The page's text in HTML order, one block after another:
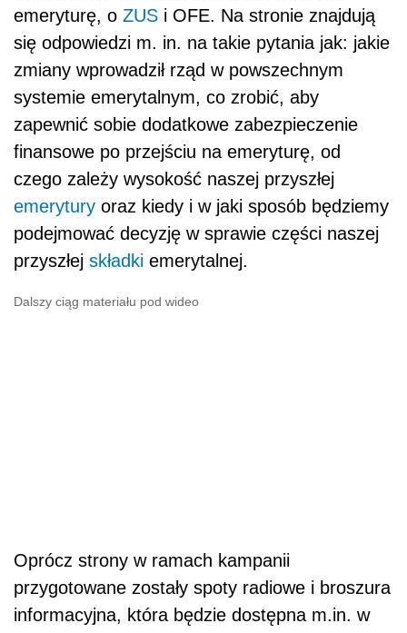
emeryturę, o ZUS i OFE. Na stronie znajdują
się odpowiedzi m. in. na takie pytania jak: jakie
zmiany wprowadził rząd w powszechnym
systemie emerytalnym, co zrobić, aby
zapewnić sobie dodatkowe zabezpieczenie
finansowe po przejściu na emeryturę, od
czego zależy wysokość naszej przyszłej
emerytury oraz kiedy i w jaki sposób będziemy
podejmować decyzję w sprawie części naszej
przyszłej składki emerytalnej.
Dalszy ciąg materiału pod wideo
Oprócz strony w ramach kampanii
przygotowane zostały spoty radiowe i broszura
informacyjna, która będzie dostępna m.in. w